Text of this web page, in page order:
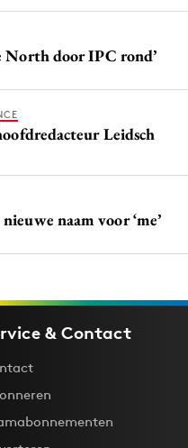
North door IPC rond’
Leidsch
naam voor ‘me’
& Contact